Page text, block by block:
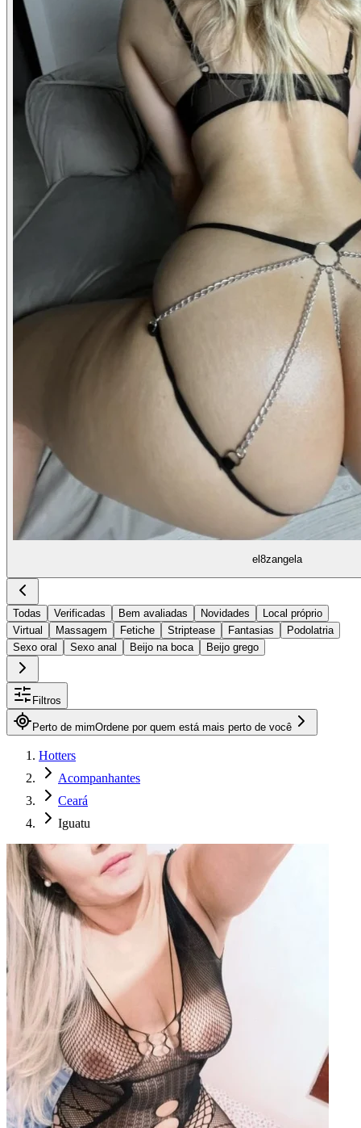
el8zangela
Todas Verificadas Bem avaliadas Novidades
Local próprio
Virtual
Massagem Fetiche Striptease Fantasias
Podolatria
Sexo oral
Sexo anal Beijo na boca Beijo grego
Filtros
Perto de mimOrdene por quem está mais perto de você
Hotters
Acompanhantes
Ceará
Iguatu